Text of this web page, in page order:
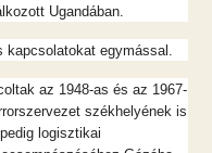
Ugandában.
kapcsolatokat egymással.
az 1948-as és az 1967-
székhelyének is
logisztikai